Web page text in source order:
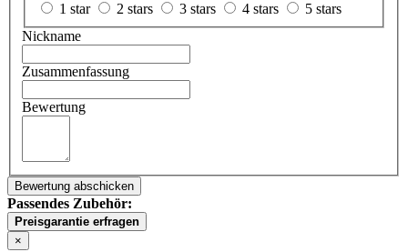
1 star
2 stars 3 stars 4 stars
5 stars
Nickname
Zusammenfassung
Bewertung
Bewertung abschicken
Passendes Zubehör:
Preisgarantie erfragen
×